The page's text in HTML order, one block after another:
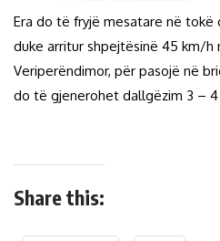
Era do të fryjë mesatare në
duke arritur shpejtësinë 45 km/h
Veriperëndimor, për pasojë në
do të gjenerohet dallgëzim 3 –
Share this: